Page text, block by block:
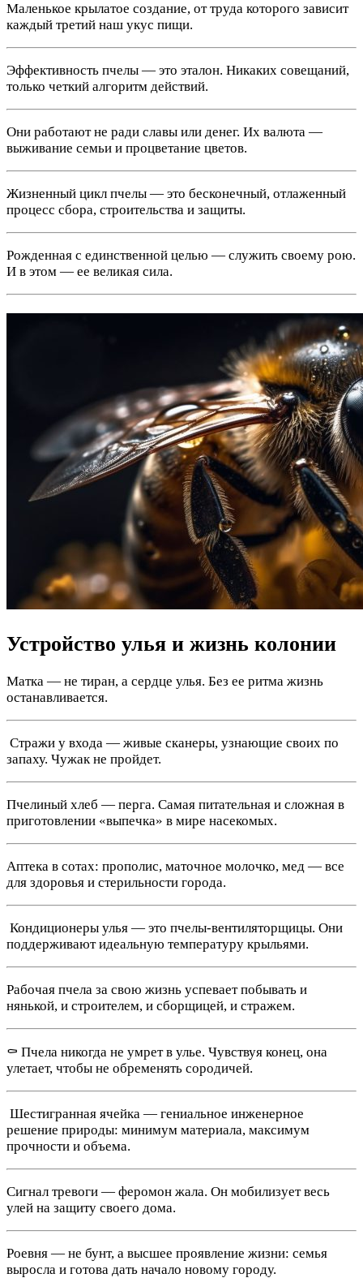
Маленькое крылатое создание, от труда которого зависит
каждый третий наш укус пищи.
Эффективность пчелы — это эталон. Никаких совещаний,
только четкий алгоритм действий.
Они работают не ради славы или денег. Их валюта —
выживание семьи и процветание цветов.
Жизненный цикл пчелы — это бесконечный, отлаженный
процесс сбора, строительства и защиты.
Рожденная с единственной целью — служить своему рою.
И в этом — ее великая сила.
Устройство улья и жизнь колонии
Матка — не тиран, а сердце улья. Без ее ритма жизнь
останавливается.
️ Стражи у входа — живые сканеры, узнающие своих по
запаху. Чужак не пройдет.
Пчелиный хлеб — перга. Самая питательная и сложная в
приготовлении «выпечка» в мире насекомых.
Аптека в сотах: прополис, маточное молочко, мед — все
для здоровья и стерильности города.
️ Кондиционеры улья — это пчелы-вентиляторщицы. Они
поддерживают идеальную температуру крыльями.
Рабочая пчела за свою жизнь успевает побывать и
нянькой, и строителем, и сборщицей, и стражем.
⚰️ Пчела никогда не умрет в улье. Чувствуя конец, она
улетает, чтобы не обременять сородичей.
️ Шестигранная ячейка — гениальное инженерное
решение природы: минимум материала, максимум
прочности и объема.
Сигнал тревоги — феромон жала. Он мобилизует весь
улей на защиту своего дома.
Роевня — не бунт, а высшее проявление жизни: семья
выросла и готова дать начало новому городу.